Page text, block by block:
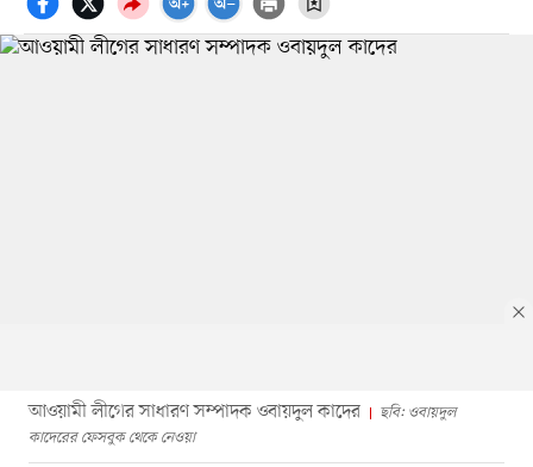
আওয়ামী লীগের সাধারণ সম্পাদক ওবায়দুল কাদের
ছবি: ওবায়দুল
কাদেরের ফেসবুক থেকে নেওয়া